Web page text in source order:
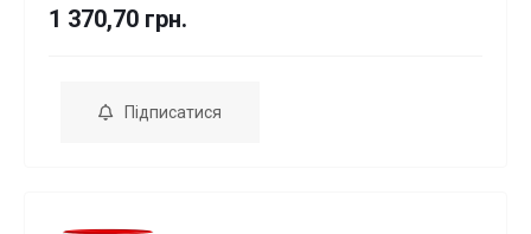
1 370,70 грн.
Підписатися